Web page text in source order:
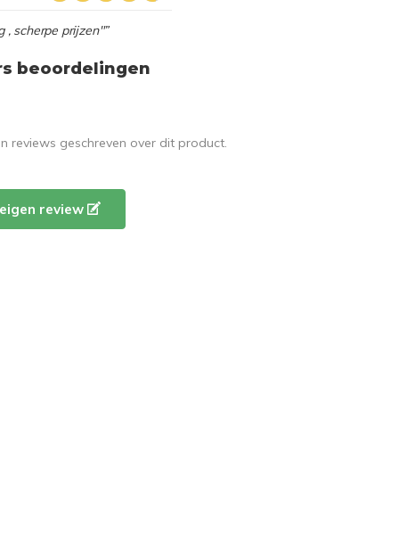
, scherpe prijzen"”
beoordelingen
reviews geschreven over dit product.
review